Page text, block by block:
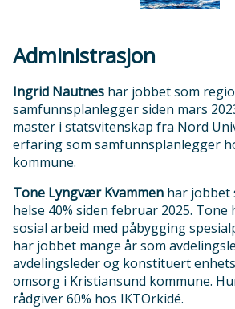
Administrasjon
Ingrid Nautnes har jobbet som
samfunnsplanlegger siden mars
master i statsvitenskap fra Nord
erfaring som samfunnsplanlegger
kommune.
Tone Lyngvær Kvammen har jobbet
helse 40% siden februar 2025. Tone
sosial arbeid med påbygging
har jobbet mange år som
avdelingsleder og konstituert
omsorg i Kristiansund kommune.
rådgiver 60% hos IKTOrkidé.